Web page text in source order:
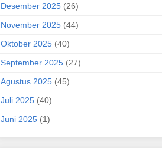
Desember 2025 (26)
November 2025 (44)
Oktober 2025 (40)
September 2025 (27)
Agustus 2025 (45)
Juli 2025 (40)
Juni 2025 (1)